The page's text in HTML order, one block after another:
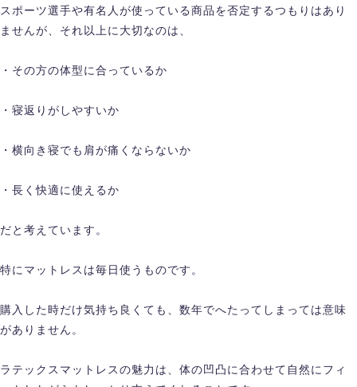
スポーツ選手や有名人が使っている商品を否定するつもりはあり
ませんが、それ以上に大切なのは、
・その方の体型に合っているか
・寝返りがしやすいか
・横向き寝でも肩が痛くならないか
・長く快適に使えるか
だと考えています。
特にマットレスは毎日使うものです。
購入した時だけ気持ち良くても、数年でへたってしまっては意味
がありません。
ラテックスマットレスの魅力は、体の凹凸に合わせて自然にフィ